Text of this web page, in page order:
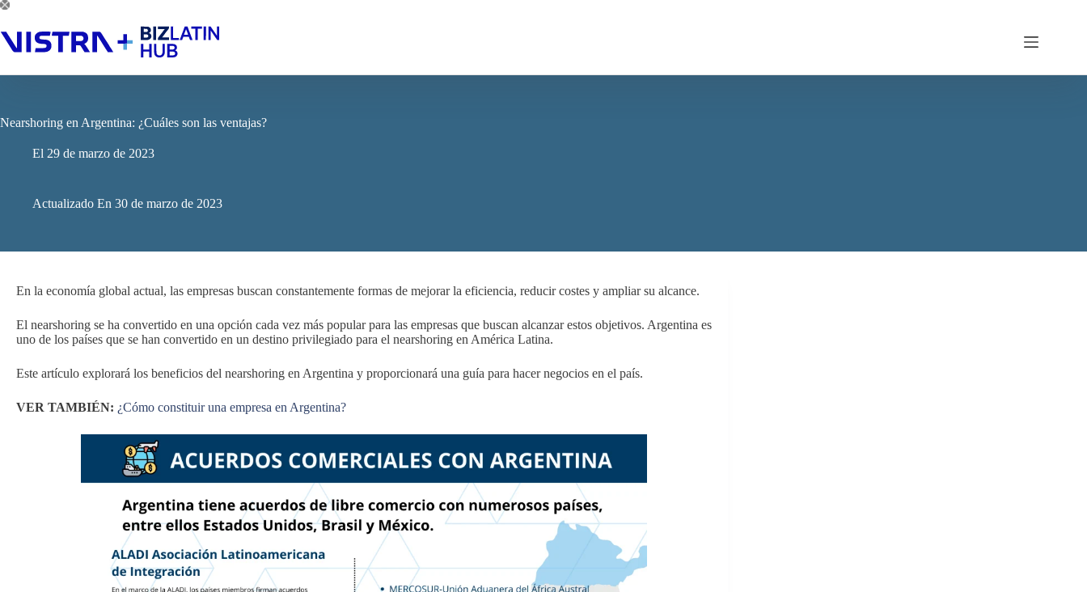
Saltar
contenido
Nearshoring en Argentina: ¿Cuáles son las ventajas?
El 29 de marzo de 2023
Actualizado En 30 de marzo de 2023
En la economía global actual, las empresas buscan constantemente formas de mejorar la eficiencia, reducir costes y ampliar su alcance.
El nearshoring se ha convertido en una opción cada vez más popular para las empresas que buscan alcanzar estos objetivos. Argentina es
uno de los países que se han convertido en un destino privilegiado para el nearshoring en América Latina.
Este artículo explorará los beneficios del nearshoring en Argentina y proporcionará una guía para hacer negocios en el país.
VER TAMBIÉN: ¿Cómo constituir una empresa en Argentina?